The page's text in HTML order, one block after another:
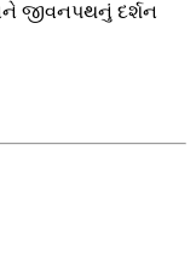
જીવનપથનું દર્શન